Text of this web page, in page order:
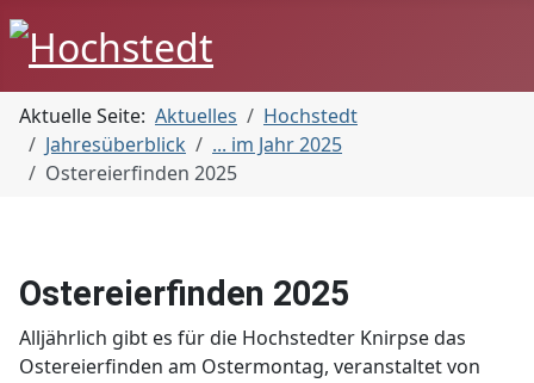
Aktuelle Seite: Aktuelles
Hochstedt
Jahresüberblick
... im Jahr 2025
Ostereierfinden 2025
Ostereierfinden 2025
Alljährlich gibt es für die Hochstedter Knirpse das
Ostereierfinden am Ostermontag, veranstaltet von